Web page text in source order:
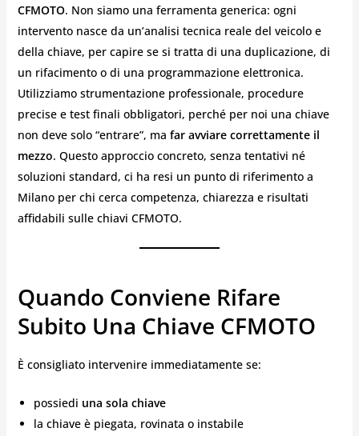
CFMOTO. Non siamo una ferramenta generica: ogni
intervento nasce da un’analisi tecnica reale del veicolo e
della chiave, per capire se si tratta di una duplicazione, di
un rifacimento o di una programmazione elettronica.
Utilizziamo strumentazione professionale, procedure
precise e test finali obbligatori, perché per noi una chiave
non deve solo “entrare”, ma far avviare correttamente il
mezzo. Questo approccio concreto, senza tentativi né
soluzioni standard, ci ha resi un punto di riferimento a
Milano per chi cerca competenza, chiarezza e risultati
affidabili sulle chiavi CFMOTO.
Quando Conviene Rifare
Subito Una Chiave CFMOTO
È consigliato intervenire immediatamente se:
possiedi una sola chiave
la chiave è piegata, rovinata o instabile